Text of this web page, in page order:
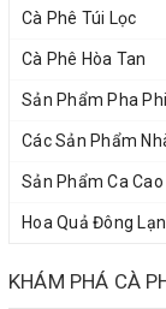
Cà Phê Túi Lọc
Cà Phê Hòa Tan
Sản Phẩm Pha
Các Sản Phẩm
Sản Phẩm Ca Cao
Hoa Quả Đông
KHÁM PHÁ CÀ